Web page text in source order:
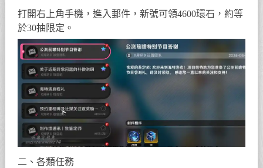
打開右上角手機，進入郵件，新號可領4600環石，約等
於30抽限定。
二、各類任務